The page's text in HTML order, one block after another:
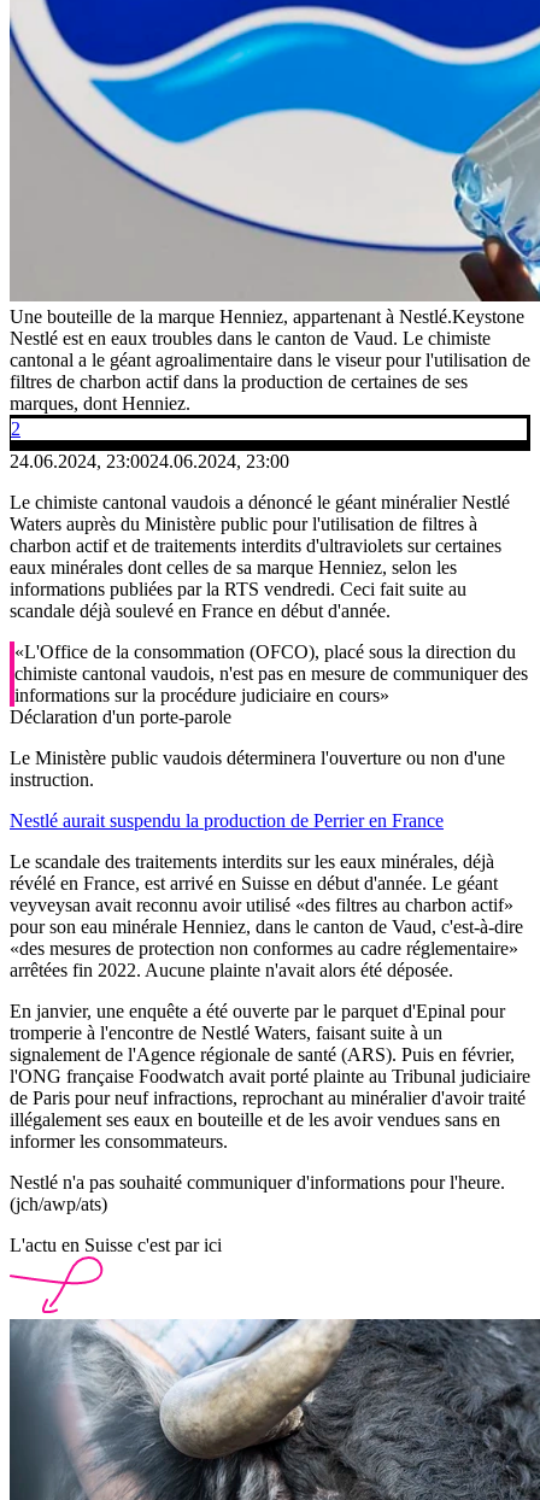
Une bouteille de la marque Henniez, appartenant à Nestlé.Keystone
Nestlé est en eaux troubles dans le canton de Vaud. Le chimiste
cantonal a le géant agroalimentaire dans le viseur pour l'utilisation de
filtres de charbon actif dans la production de certaines de ses
marques, dont Henniez.
2
24.06.2024, 23:0024.06.2024, 23:00
Le chimiste cantonal vaudois a dénoncé le géant minéralier Nestlé
Waters auprès du Ministère public pour l'utilisation de filtres à
charbon actif et de traitements interdits d'ultraviolets sur certaines
eaux minérales dont celles de sa marque Henniez, selon les
informations publiées par la RTS vendredi. Ceci fait suite au
scandale déjà soulevé en France en début d'année.
«L'Office de la consommation (OFCO), placé sous la direction du
chimiste cantonal vaudois, n'est pas en mesure de communiquer des
informations sur la procédure judiciaire en cours»
Déclaration d'un porte-parole
Le Ministère public vaudois déterminera l'ouverture ou non d'une
instruction.
Nestlé aurait suspendu la production de Perrier en France
Le scandale des traitements interdits sur les eaux minérales, déjà
révélé en France, est arrivé en Suisse en début d'année. Le géant
veyveysan avait reconnu avoir utilisé «des filtres au charbon actif»
pour son eau minérale Henniez, dans le canton de Vaud, c'est-à-dire
«des mesures de protection non conformes au cadre réglementaire»
arrêtées fin 2022. Aucune plainte n'avait alors été déposée.
En janvier, une enquête a été ouverte par le parquet d'Epinal pour
tromperie à l'encontre de Nestlé Waters, faisant suite à un
signalement de l'Agence régionale de santé (ARS). Puis en février,
l'ONG française Foodwatch avait porté plainte au Tribunal judiciaire
de Paris pour neuf infractions, reprochant au minéralier d'avoir traité
illégalement ses eaux en bouteille et de les avoir vendues sans en
informer les consommateurs.
Nestlé n'a pas souhaité communiquer d'informations pour l'heure.
(jch/awp/ats)
L'actu en Suisse c'est par ici